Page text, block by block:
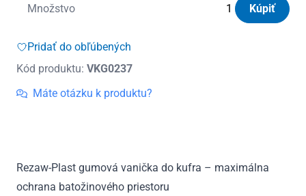
Množstvo
množstvo
do
gumová
Ford
s
čiastočnou
Kúpiť
Pridať do obľúbených
Kód produktu: VKG0237
Máte otázku k produktu?
Rezaw-Plast gumová vanička do kufra – maximálna
ochrana batožinového priestoru